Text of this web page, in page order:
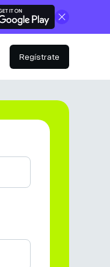
Cerrar
Regístrate